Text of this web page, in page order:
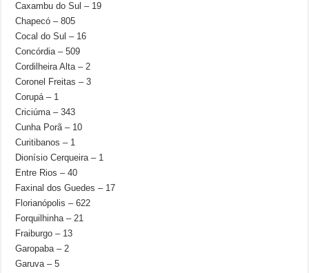
Caxambu do Sul – 19
Chapecó – 805
Cocal do Sul – 16
Concórdia – 509
Cordilheira Alta – 2
Coronel Freitas – 3
Corupá – 1
Criciúma – 343
Cunha Porã – 10
Curitibanos – 1
Dionísio Cerqueira – 1
Entre Rios – 40
Faxinal dos Guedes – 17
Florianópolis – 622
Forquilhinha – 21
Fraiburgo – 13
Garopaba – 2
Garuva – 5